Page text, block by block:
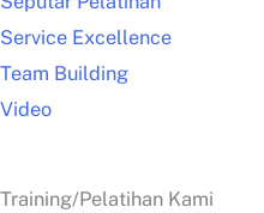
Service Excellence
Team Building
Video
Training/Pelatihan Kami